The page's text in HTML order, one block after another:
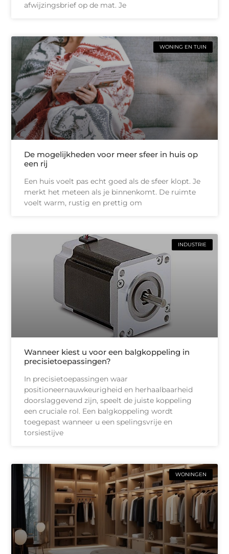
afwijzingsbrief op de mat. Je
WONING EN TUIN
De mogelijkheden voor meer sfeer in huis op
een rij
Een huis voelt pas echt goed als de sfeer klopt. Je
merkt het meteen als je binnenkomt. De ruimte
voelt warm, rustig en prettig om
INDUSTRIE
Wanneer kiest u voor een balgkoppeling in
precisietoepassingen?
In precisietoepassingen waar
positioneernauwkeurigheid en herhaalbaarheid
doorslaggevend zijn, speelt de juiste koppeling
een cruciale rol. Een balgkoppeling wordt
toegepast wanneer u een spelingsvrije en
torsiestijve
WONINGEN